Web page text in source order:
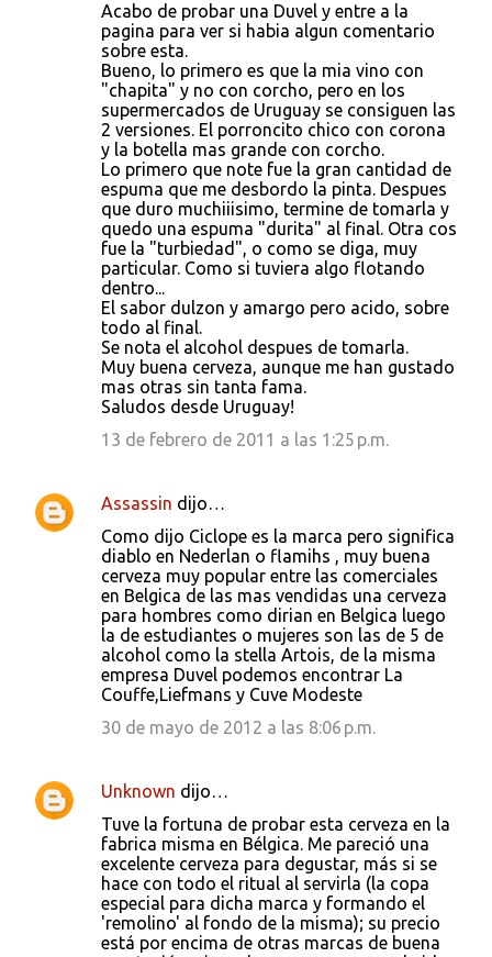
Acabo de probar una Duvel y entre a la
pagina para ver si habia algun comentario
sobre esta.
Bueno, lo primero es que la mia vino con
"chapita" y no con corcho, pero en los
supermercados de Uruguay se consiguen las
2 versiones. El porroncito chico con corona
y la botella mas grande con corcho.
Lo primero que note fue la gran cantidad de
espuma que me desbordo la pinta. Despues
que duro muchiiisimo, termine de tomarla y
quedo una espuma "durita" al final. Otra cos
fue la "turbiedad", o como se diga, muy
particular. Como si tuviera algo flotando
dentro...
El sabor dulzon y amargo pero acido, sobre
todo al final.
Se nota el alcohol despues de tomarla.
Muy buena cerveza, aunque me han gustado
mas otras sin tanta fama.
Saludos desde Uruguay!
13 de febrero de 2011 a las 1:25 p.m.
Assassin dijo…
Como dijo Ciclope es la marca pero significa
diablo en Nederlan o flamihs , muy buena
cerveza muy popular entre las comerciales
en Belgica de las mas vendidas una cerveza
para hombres como dirian en Belgica luego
la de estudiantes o mujeres son las de 5 de
alcohol como la stella Artois, de la misma
empresa Duvel podemos encontrar La
Couffe,Liefmans y Cuve Modeste
30 de mayo de 2012 a las 8:06 p.m.
Unknown dijo…
Tuve la fortuna de probar esta cerveza en la
fabrica misma en Bélgica. Me pareció una
excelente cerveza para degustar, más si se
hace con todo el ritual al servirla (la copa
especial para dicha marca y formando el
'remolino' al fondo de la misma); su precio
está por encima de otras marcas de buena